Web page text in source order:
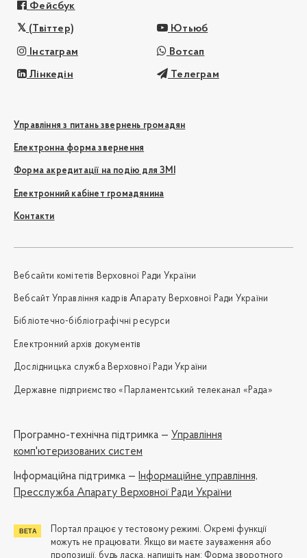
Фейсбук
(Твіттер) Ютьюб
Інстаграм Вотсап
Лінкедін Телеграм
Управління з питань звернень громадян
Електронна форма звернення
Форма акредитації на подію для ЗМІ
Електронний кабінет громадянина
Контакти
Вебсайти комітетів Верховної Ради України
Вебсайт Управління кадрів Апарату Верховної Ради України
Бібліотечно-бібліографічні ресурси
Електронний архів документів
Дослідницька служба Верховної Ради України
Державне підприємство «Парламентський телеканал «Рада»
Програмно-технічна підтримка — Управління
комп'ютеризованих систем
Iнформаційна підтримка — Інформаційне управління,
Пресслужба Апарату Верховної Ради України
Портал працює у тестовому режимі. Окремі функції
можуть не працювати. Якщо ви маєте зауваження або
пропозиції, будь ласка, напишіть нам: Форма зворотного